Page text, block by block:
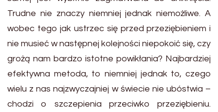
Trudne nie znaczy niemniej jednak niemożliwe. A
wobec tego jak ustrzec się przed przeziębieniem i
nie musieć w następnej kolejności niepokoić się, czy
grożą nam bardzo istotne powikłania? Najbardziej
efektywna metoda, to niemniej jednak to, czego
wielu z nas najzwyczajniej w świecie nie ubóstwia –
chodzi o szczepienia przeciwko przeziębieniu.